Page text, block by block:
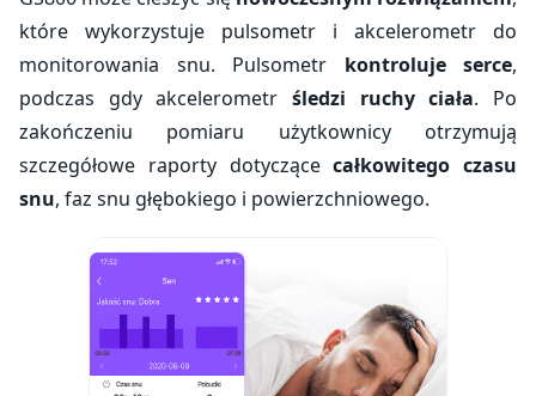
które wykorzystuje pulsometr i akcelerometr do
monitorowania snu. Pulsometr kontroluje serce,
podczas gdy akcelerometr śledzi ruchy ciała. Po
zakończeniu pomiaru użytkownicy otrzymują
szczegółowe raporty dotyczącecałkowitego czasu
snu, faz snu głębokiego i powierzchniowego.